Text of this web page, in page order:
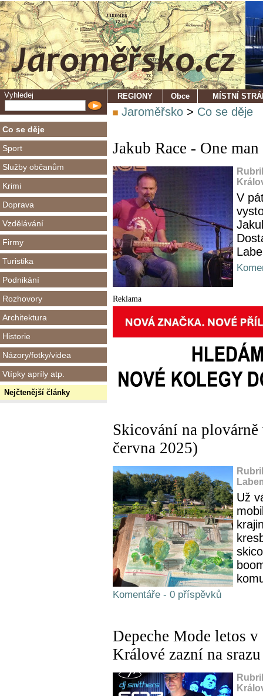
Vyhledej
Co se děje
Sport
Služby občanům
Krimi
Doprava
Vzdělávání
Firmy
Turistika
Podnikání
Rozhovory
Architektura
Historie
Názory/fotky/videa
Vtípky apríly atp.
Nejčtenější články
REGIONY Obce MÍSTNÍ
Jaroměřsko > Co se děje
Jakub Race - One
V
Reklama
Skicování na
června 2025)
Už
Komentáře - 0 příspěvků
Depeche Mode letos
Králové zazní na